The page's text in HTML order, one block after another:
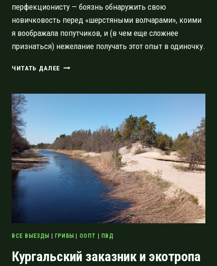
перфекционисту — боязнь обнаружить свою
новичковость перед «шерстяными волчарами», коими
я воображала попутчиков, и (в чем еще сложнее
признаться) нежелание получать этот опыт в одиночку.
ЧИТАТЬ ДАЛЕЕ НИКОГДА
НАЧИНАТЬ,
ПЕРВЫЙ
РАЗ
СХОДИЛА
В
НАСТОЯЩИЙ
ПОХОД
ВСЕ ВЫЕЗДЫ | ГРИБЫ | ООПТ | ПВД
Кургальский заказник и экотропа